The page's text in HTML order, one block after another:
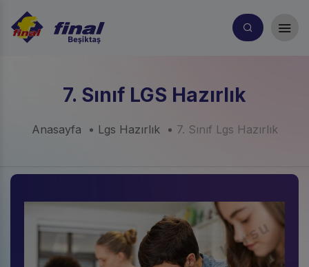
7. Sınıf LGS Hazırlık
Anasayfa Lgs Hazırlık 7. Sınıf Lgs Hazırlık